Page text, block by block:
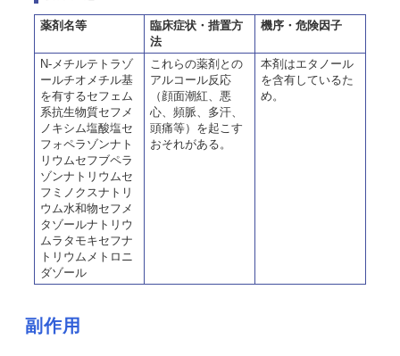
薬剤名等
臨床症状・措置方
法
機序・危険因子
N-メチルテトラゾ
ールチオメチル基
を有するセフェム
系抗生物質セフメ
ノキシム塩酸塩セ
フォペラゾンナト
リウムセフブペラ
ゾンナトリウムセ
フミノクスナトリ
ウム水和物セフメ
タゾールナトリウ
ムラタモキセフナ
トリウムメトロニ
ダゾール
これらの薬剤との
アルコール反応
（顔面潮紅、悪
心、頻脈、多汗、
頭痛等）を起こす
おそれがある。
本剤はエタノール
を含有しているた
め。
副作用